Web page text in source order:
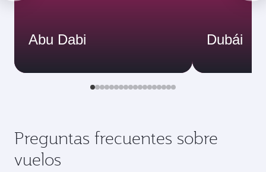
Abu Dabi Dubái
Preguntas frecuentes sobre
vuelos